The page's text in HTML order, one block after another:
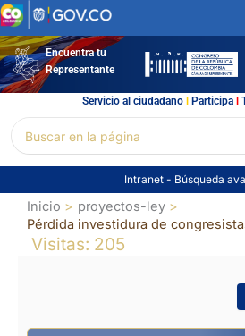
Ir
al
contenidoEncuentra tu
Representante
Servicio al ciudadano l Participal
por:
Intranet - Búsqueda
Inicio
proyectos-ley
Pérdida investidura de
Visitas: 205